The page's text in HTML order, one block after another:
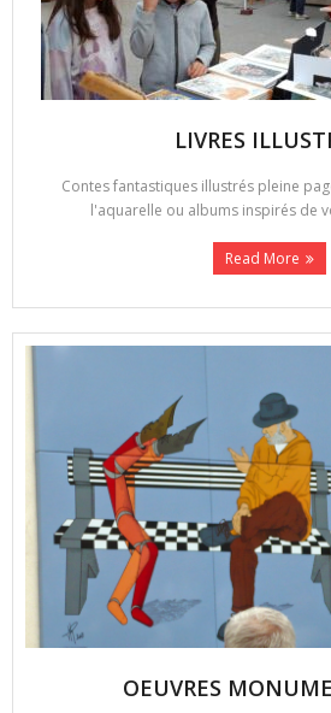
LIVRES
Contes fantastiques illustrés pleine
l'aquarelle ou albums inspirés de
Read More
OEUVRES